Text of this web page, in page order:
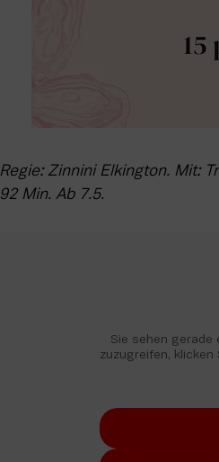
Regie: Zinnini Elkington. Mit:
92 Min. Ab 7.5.
Sie sehen gerade
zuzugreifen,